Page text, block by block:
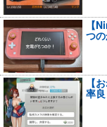
【
つ
【
率